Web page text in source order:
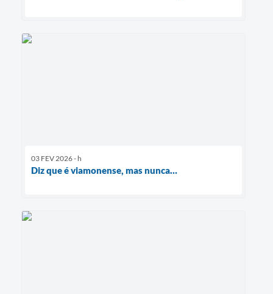
03 FEV 2026 - h
Diz que é viamonense, mas nunca…